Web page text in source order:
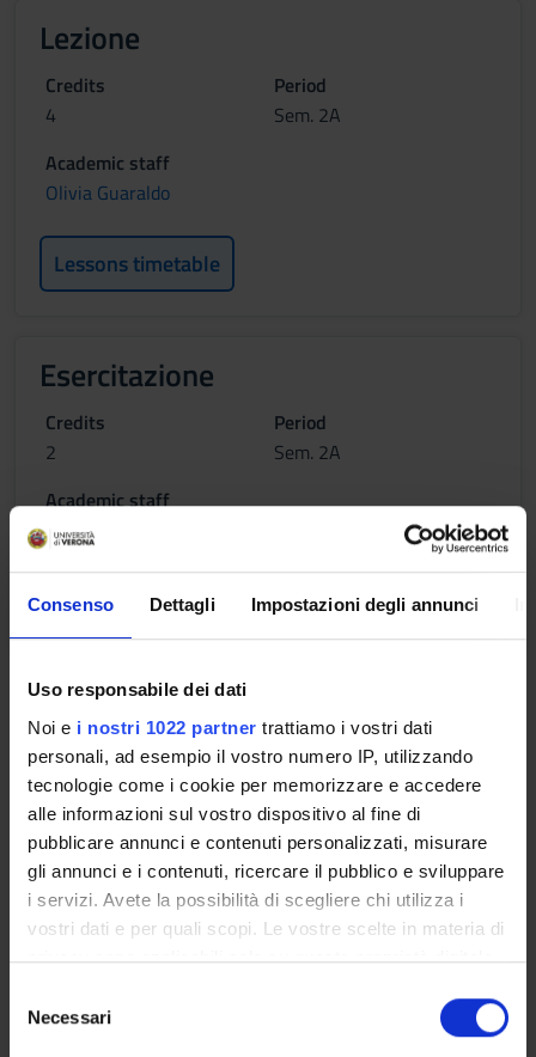
Consenso Dettagli Impostazioni degli annunci
Uso responsabile dei dati
Noi e i nostri 1022 partner trattiamo i vostri dati
personali, ad esempio il vostro numero IP, utilizzando
tecnologie come i cookie per memorizzare e accedere
alle informazioni sul vostro dispositivo al fine di
pubblicare annunci e contenuti personalizzati, misurare
gli annunci e i contenuti, ricercare il pubblico e sviluppare
i servizi. Avete la possibilità di scegliere chi utilizza i
vostri dati e per quali scopi. Le vostre scelte in materia di
privacy sono applicabili solo su questa proprietà digitale
modificare o revocare il proprio consenso in qualsiasi
momento dalla Dichiarazione sui cookie o facendo clic
Necessari
Lezione
Credits
4
Period
Sem. 2A
Academic staff
Olivia Guaraldo
Lessons timetable
Esercitazione
Credits
2
Period
Sem. 2A
Academic staff
Olivia Guaraldo
Lessons timetable
Learning outcomes
Politics and Theories of the Human The course aims at an in-
depth analysis - through an analytical readings of texts – of
relevant themes in modern and contemporary political
philosophy. Main focus of the analysis will be the relationship
between modes of configuring subjectivity (of thinking the
subject) and modes of political organization (of thinking the
political). This investigation, which is at once political,
epistemological and ontological, will put its focus on the
relationship modern and contemporary philosophy establishes
between concepts and experiences. Expected results will be: -
capacity to carry out an analytical and critical reading of